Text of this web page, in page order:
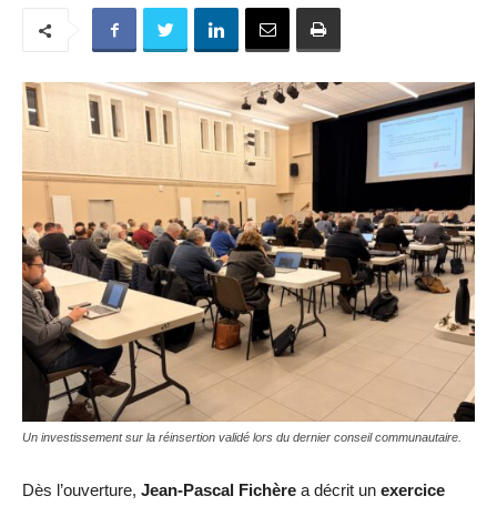
Un investissement sur la réinsertion validé lors du dernier conseil communautaire.
Dès l’ouverture, Jean-Pascal Fichère a décrit un exercice